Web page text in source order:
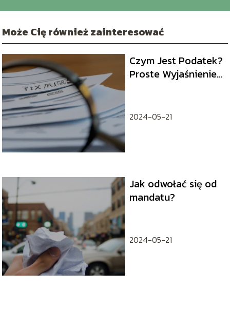
Może Cię również zainteresować
Czym Jest Podatek?
Proste Wyjaśnienie i
2024-05-21
Jak odwołać się od
mandatu?
2024-05-21